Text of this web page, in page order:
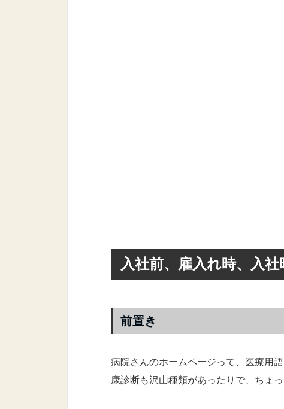
入社前、雇入れ時、入
前置き
病院さんのホームページって、医療用
康診断も沢山種類があったりで、ちょ